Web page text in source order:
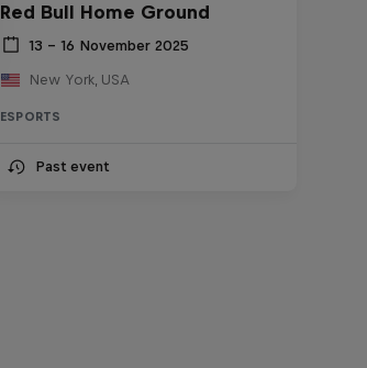
Red Bull Home Ground
13 – 16 November 2025
New York, USA
ESPORTS
Past event